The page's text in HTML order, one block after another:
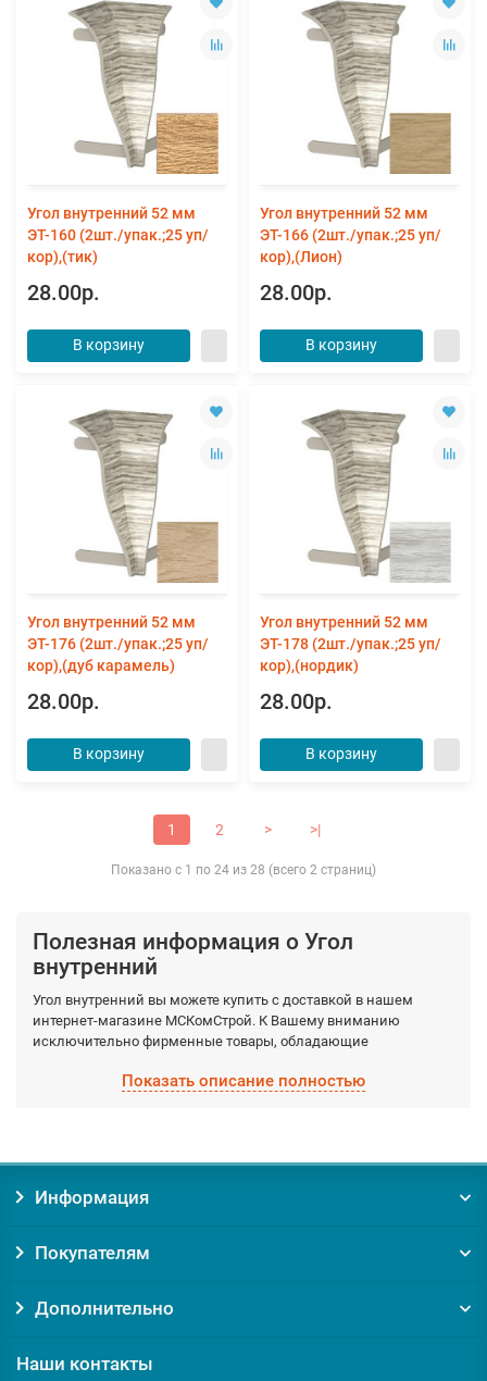
Угол внутренний 52 мм
ЭТ-160 (2шт./упак.;25 уп/
кор),(тик)
28.00р.
В корзину
Угол внутренний 52 мм
ЭТ-166 (2шт./упак.;25 уп/
кор),(Лион)
28.00р.
В корзину
Угол внутренний 52 мм
ЭТ-176 (2шт./упак.;25 уп/
кор),(дуб карамель)
28.00р.
В корзину
Угол внутренний 52 мм
ЭТ-178 (2шт./упак.;25 уп/
кор),(нордик)
28.00р.
В корзину
1 2 > >|
Показано с 1 по 24 из 28 (всего 2 страниц)
Полезная информация о Угол
внутренний
Угол внутренний вы можете купить с доставкой в нашем
интернет-магазине МСКомСтрой. К Вашему вниманию
исключительно фирменные товары, обладающие
фабрично из качественных материалов. Выберите
Заказывая товар Угол внутренний у нас, вы получаете:
Гарантию на товар от производителя;
обслуживания Угол внутренний;
курьером или транспортной компанией;
Показать описание полностью
Информация
Покупателям
Дополнительно
Наши контакты